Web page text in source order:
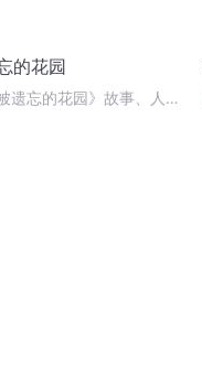
的花园
被遗忘的花园》故事、人物